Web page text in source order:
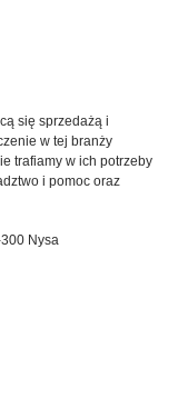
się sprzedażą i
w tej branży
trafiamy w ich potrzeby
i pomoc oraz
Nysa